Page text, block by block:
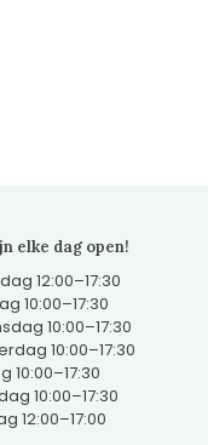
elke dag open!
12:00–17:30
10:00–17:30
10:00–17:30
10:00–17:30
10:00–17:30
10:00–17:30
12:00–17:00